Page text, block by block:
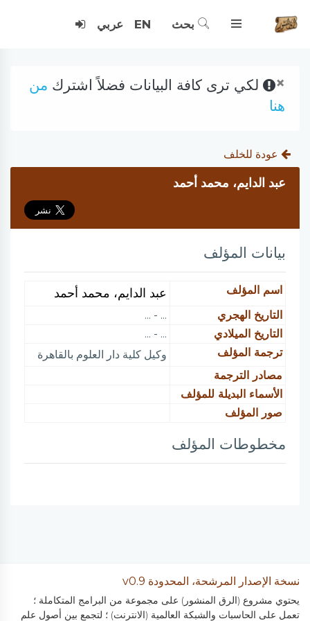
بحث EN عربي
× لكي ترى كافة البيانات فضلاً اشترك من
هنا
عودة للخلف
عبد الدايم، محمد أحمد
بيانات المؤلف
اسم المؤلف عبد الدايم، محمد أحمد
التاريخ الهجري
... - ...
التاريخ الميلادي
... - ...
ترجمة المؤلف
وكيل كلية دار العلوم بالقاهرة
مصادر الترجمة
الأسماء البديلة للمؤلف
صور المؤلف
مخطوطات المؤلف
نسخة الإصدار المرشحة، المحدودة v0.9
يحتوي مشروع (الرق المنشور) على مجموعة من البرامج المتكاملة ؛
تعمل على الحاسبات والشبكة العالمية (الانترنت) ؛ لتجمع بين أصول علم